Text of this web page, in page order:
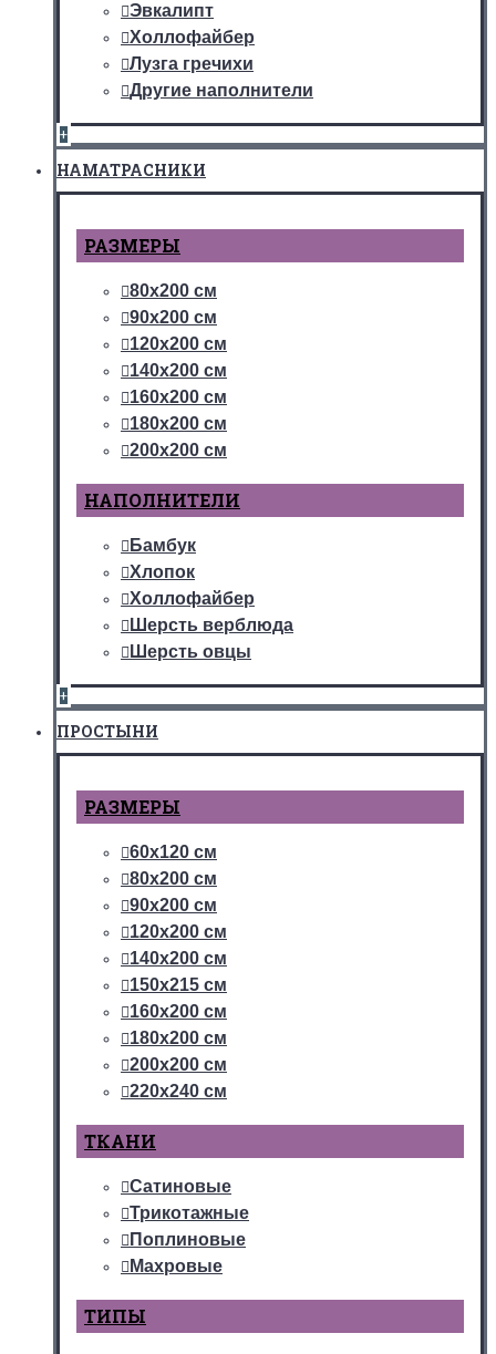
Эвкалипт
Холлофайбер
Лузга гречихи
Другие наполнители
+
НАМАТРАСНИКИ
РАЗМЕРЫ
80х200 см
90х200 см
120х200 см
140х200 см
160х200 см
180х200 см
200х200 см
НАПОЛНИТЕЛИ
Бамбук
Хлопок
Холлофайбер
Шерсть верблюда
Шерсть овцы
+
ПРОСТЫНИ
РАЗМЕРЫ
60х120 см
80х200 см
90х200 см
120х200 см
140х200 см
150х215 см
160х200 см
180х200 см
200х200 см
220х240 см
ТКАНИ
Сатиновые
Трикотажные
Поплиновые
Махровые
ТИПЫ